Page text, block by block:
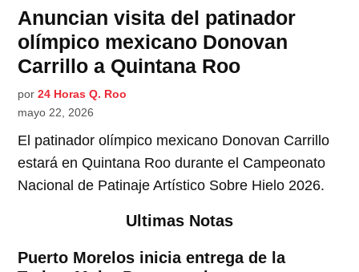
Anuncian visita del patinador
olímpico mexicano Donovan
Carrillo a Quintana Roo
por 24 Horas Q. Roo
mayo 22, 2026
El patinador olímpico mexicano Donovan Carrillo
estará en Quintana Roo durante el Campeonato
Nacional de Patinaje Artístico Sobre Hielo 2026.
Ultimas Notas
Puerto Morelos inicia entrega de la